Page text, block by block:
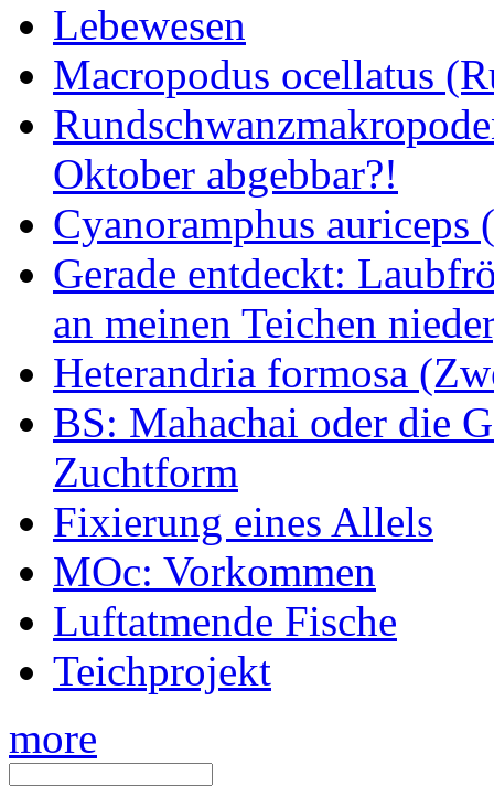
Lebewesen
Macropodus ocellatus
Oktober abgebbar?!
Cyanoramphus
Gerade entdeckt:
an meinen Teichen
Heterandria formosa
BS: Mahachai oder die
Zuchtform
Fixierung eines Allels
MOc: Vorkommen
Luftatmende Fische
Teichprojekt
more